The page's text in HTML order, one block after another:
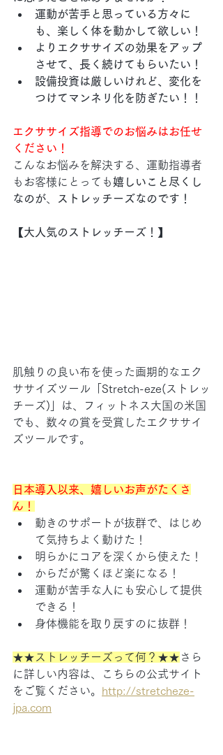
運動が苦手と思っている方々に
も、楽しく体を動かして欲しい！
よりエクササイズの効果をアップ
させて、長く続けてもらいたい！
設備投資は厳しいけれど、変化を
つけてマンネリ化を防ぎたい！！
エクササイズ指導でのお悩みはお任せ
ください！
こんなお悩みを解決する、運動指導者
もお客様にとっても嬉しいこと尽くし
なのが
ストレッチーズなのです！
【大人気のストレッチーズ！】
肌触りの良い布を使った画期的なエク
ササイズツール「Stretch-eze(ストレッ
チーズ)」は、フィットネス大国の米国
でも、数々の賞を受賞したエクササイ
ズツールです。
日本導入以来、嬉しいお声がたくさ
ん！
動きのサポートが抜群で、はじめ
て気持ちよく動けた！
明らかにコアを深くから使えた！
からだが驚くほど楽になる！
運動が苦手な人にも安心して提供
できる！
身体機能を取り戻すのに抜群！
★★ストレッチーズって何？★★ さら
に詳しい内容は、こちらの公式サイト
をご覧ください。 http://stretcheze-
jpa.com